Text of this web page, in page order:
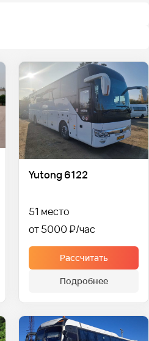
Yutong 6122
51 место
от 5000 ₽
Рассчитать
Подробнее